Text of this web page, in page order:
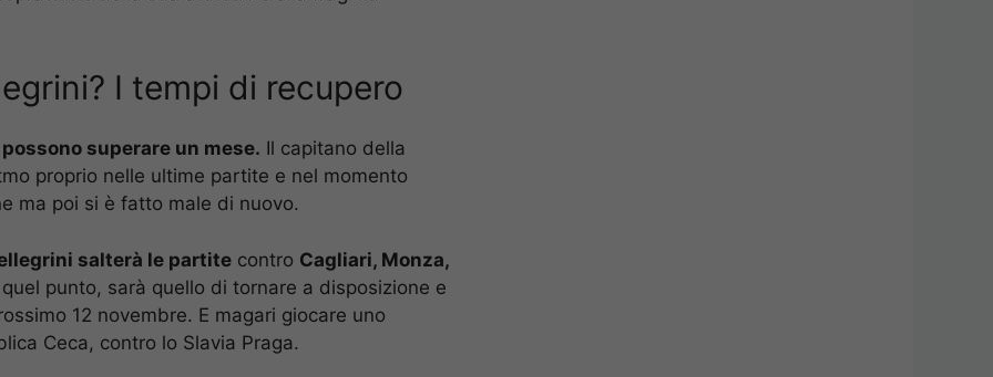
I tempi di recupero
superare un mese. Il capitano della
proprio nelle ultime partite e nel momento
ma poi si è fatto male di nuovo.
salterà le partite contro Cagliari, Monza,
quel punto, sarà quello di tornare a disposizione e
12 novembre. E magari giocare uno
Ceca, contro lo Slavia Praga.